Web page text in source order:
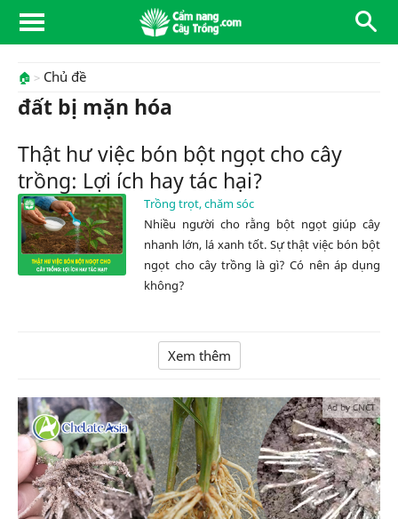
🏠 Chủ đề
đất bị mặn hóa
Thật hư việc bón bột ngọt cho cây
trồng: Lợi ích hay tác hại?
Trồng trọt, chăm sóc
Nhiều người cho rằng bột ngọt giúp cây
nhanh lớn, lá xanh tốt. Sự thật việc bón bột
ngọt cho cây trồng là gì? Có nên áp dụng
không?
Xem thêm
Ad by CNCT